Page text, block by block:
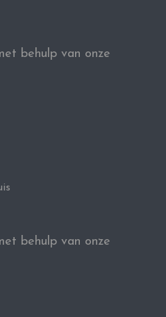
behulp van onze
behulp van onze